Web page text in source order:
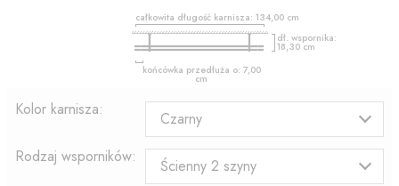
całkowita długość karnisza: 134,00cm
dł. wspornika:
18,30cm
końcówka przedłuża o: 7,00
cm
Kolor karnisza:
Czarny
Rodzaj wsporników:
Ścienny 2 szyny